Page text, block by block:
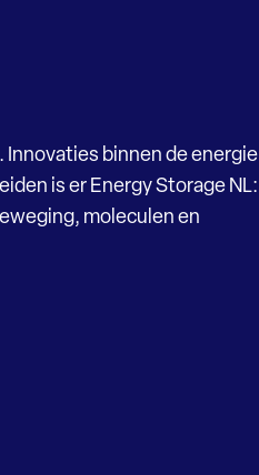
Innovaties binnen de energie
is er Energy Storage NL:
moleculen en